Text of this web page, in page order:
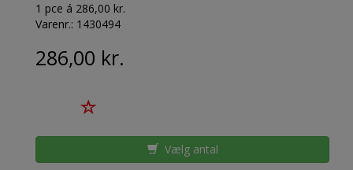
1 pce á 286,00 kr.
Varenr.: 1430494
286,00 kr.
Vælg antal